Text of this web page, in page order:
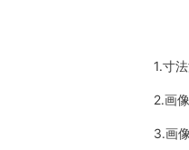
1.寸
2.画
3.画